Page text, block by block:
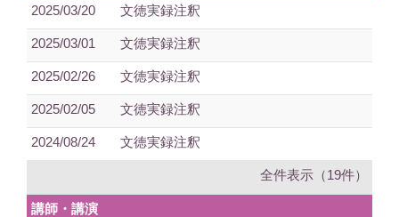
2025/03/20
文徳実録注釈
2025/03/01 文徳実録注釈
2025/02/26 文徳実録注釈
2025/02/05 文徳実録注釈
2024/08/24 文徳実録注釈
全件表示（19件）
講師・講演